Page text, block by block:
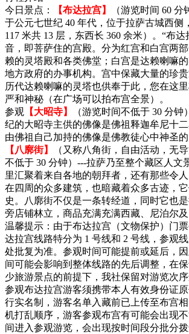
今日景点：
【布达拉宫】
（游览时间 60
于公元七世纪 40 年代，位于拉萨古城西侧
117 米共 13 层，东西长 360 余米）。“布
音，即菩萨住的宫殿。分为红宫和白宫两
赖的灵塔殿和各类佛堂；白宫是达赖喇嘛
地方政府的办事机构。宫中保藏大量的珍贵
历代达赖喇嘛的灵塔也供奉于此，您在这
严和神秘（在广场可以拍布宫全景）。
参观 【大昭寺】
（游览时间不低于 30 分
纪的大昭寺主供的佛像是佛祖释迦牟尼十
由佛祖自己加持的佛像是佛教徒心中神圣的
【八廓街】
（又称八角街，自由活动，无
不低于 30 分钟）---拉萨乃至整个藏区人
里汇聚着来自各地的朝拜者，还有那些令
在四周的众多建筑，也暗藏着众多古迹，
史。八廓街不仅是一条转经道，同时它也
旁店铺林立，商品充满充满西藏、尼泊尔及
温馨提示：由于布达拉宫（文物保护）门
达拉宫线路特分为 1 号线和 2 号线，参观
处批复为准。参观时间可能提前或延后，
间可能会影响到整体线路的先后调整，在
少旅游景点的前提下，我社保留对游览次序
参观布达拉宫游客须携带本人有效身份证
行实名制，游客名单入藏前已上传至布宫
机打乱顺序，游客参观布宫有可能会出现
间进入参观游览，会出现按时间段分批分拨